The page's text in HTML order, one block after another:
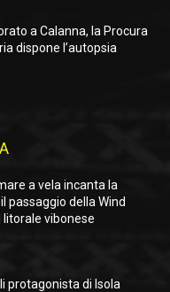
a Calanna, la Procura
dispone l’autopsia
a vela incanta la
passaggio della Wind
vibonese
protagonista di Isola